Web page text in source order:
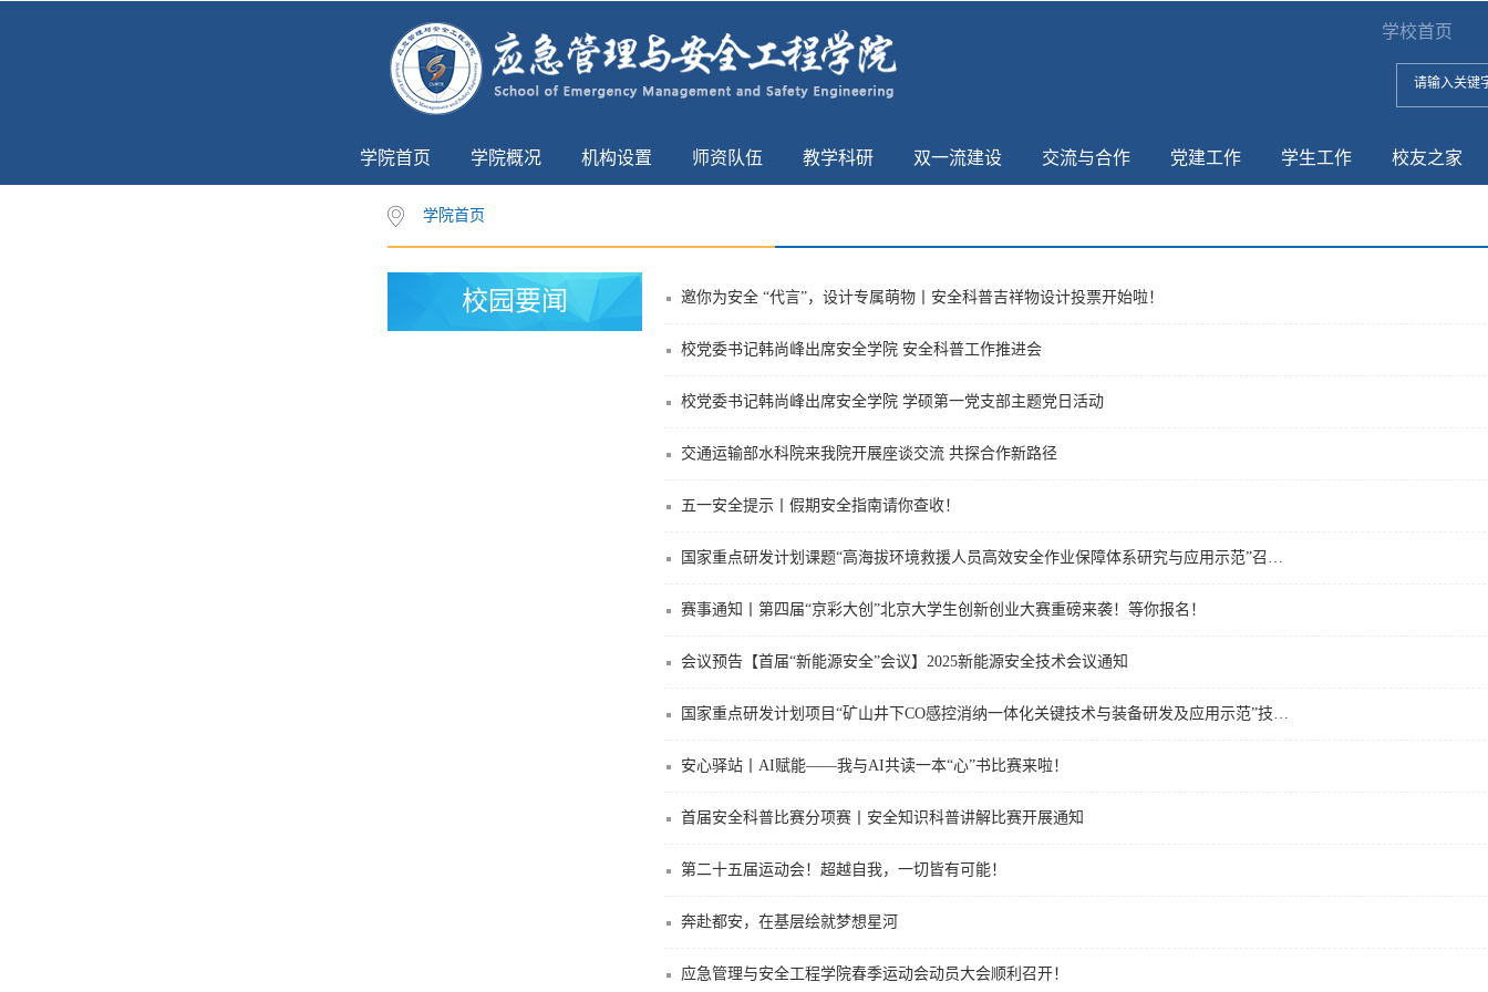
学校首页
学院首页 学院概况 机构设置 师资队伍 教学科研 双一流建设 交流与合作 党建工作 学生工作 校友之家
学院首页
校园要闻 邀你为安全 “代言”，设计专属萌物丨安全科普吉祥物设计投票开始啦！
校党委书记韩尚峰出席安全学院 安全科普工作推进会
校党委书记韩尚峰出席安全学院 学硕第一党支部主题党日活动
交通运输部水科院来我院开展座谈交流 共探合作新路径
五一安全提示丨假期安全指南请你查收！
国家重点研发计划课题“高海拔环境救援人员高效安全作业保障体系研究与应用示范”召…
赛事通知丨第四届“京彩大创”北京大学生创新创业大赛重磅来袭！等你报名！
会议预告【首届“新能源安全”会议】2025新能源安全技术会议通知
国家重点研发计划项目“矿山井下CO感控消纳一体化关键技术与装备研发及应用示范”技…
安心驿站丨AI赋能——我与AI共读一本“心”书比赛来啦！
首届安全科普比赛分项赛丨安全知识科普讲解比赛开展通知
第二十五届运动会！超越自我，一切皆有可能！
奔赴都安，在基层绘就梦想星河
应急管理与安全工程学院春季运动会动员大会顺利召开！